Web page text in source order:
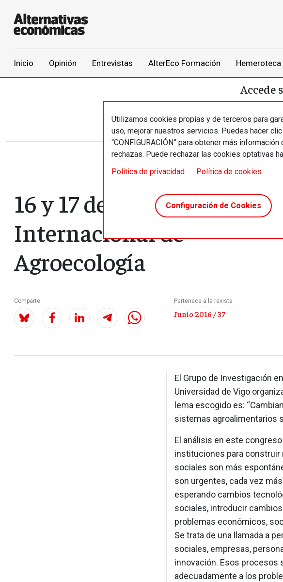
Inicio Opinión Entrevistas AlterEco Formación Hemeroteca
Utilizamos cookies propias y de terceros para
uso, mejorar nuestros servicios. Puedes hacer
“CONFIGURACIÓN” para obtener más
rechazas. Puede rechazar las cookies optativas
Política de privacidad
Política de cookies
Configuración de Cookies
Accede
16 y 17 de junio // VI
Internacional de
Agroecología
Comparte Pertenece a la revista
Junio 2016 / 37
El Grupo de Investigación
Universidad de Vigo
lema escogido es:
sistemas agroalimentarios
El análisis en este
instituciones para construir
sociales son más
son urgentes, cada vez
esperando cambios
sociales, introducir
problemas económicos,
Se trata de una llamada a
sociales, empresas,
innovación. Esos procesos
adecuadamente a los